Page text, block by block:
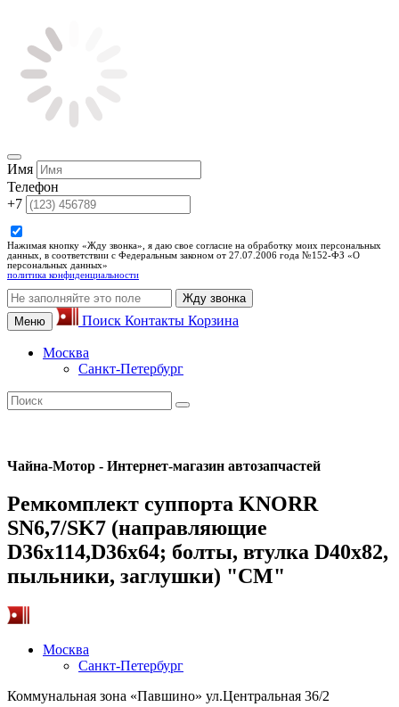
Имя
Телефон
+7
Нажимая кнопку «Жду звонка», я даю свое согласие на обработку моих персональных
данных, в соответствии с Федеральным законом от 27.07.2006 года №152-ФЗ «О
персональных данных»
политика конфиденциальности
Жду звонка
Меню
Поиск Контакты Корзина
Москва
Санкт-Петербург
Чайна-Мотор - Интернет-магазин автозапчастей
Ремкомплект суппорта KNORR
SN6,7/SK7 (направляющие
D36x114,D36x64; болты, втулка D40x82,
пыльники, заглушки) "CM"
Москва
Санкт-Петербург
Коммунальная зона «Павшино» ул.Центральная 36/2